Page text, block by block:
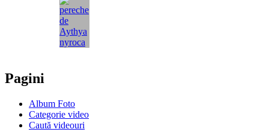
Pagini
Album Foto
Categorie video
Caută videouri